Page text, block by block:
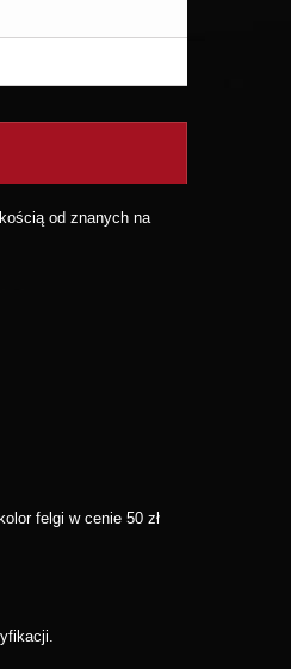
od znanych na
felgi w cenie 50 zł